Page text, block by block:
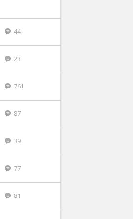
44
23
761
87
39
77
81